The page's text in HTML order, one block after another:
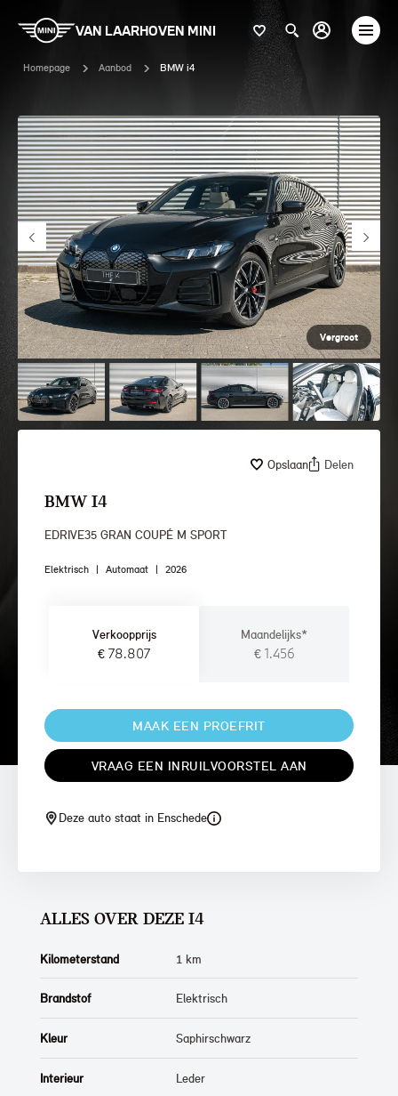
VAN LAARHOVEN MINI
Homepage Aanbod BMW i4
Vergroot
Opslaan Delen
BMW I4
EDRIVE35 GRAN COUPÉ M SPORT
Elektrisch | Automaat | 2026
Verkoopprijs
€ 78.807
Maandelijks*
€ 1.456
MAAK EEN PROEFRIT
VRAAG EEN INRUILVOORSTEL AAN
Deze auto staat in Enschede
ALLES OVER DEZE I4
Kilometerstand 1 km
Brandstof Elektrisch
Kleur Saphirschwarz
Interieur Leder